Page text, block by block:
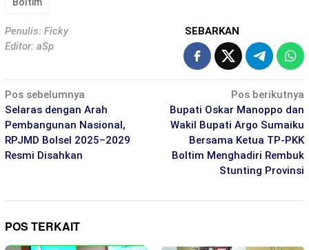
Boltim
Penulis: Ficky
Editor: aSp
SEBARKAN
Navigasi
pos
Pos sebelumnya
Selaras dengan Arah
Pembangunan Nasional,
RPJMD Bolsel 2025–2029
Resmi Disahkan
Pos berikutnya
Bupati Oskar Manoppo dan
Wakil Bupati Argo Sumaiku
Bersama Ketua TP-PKK
Boltim Menghadiri Rembuk
Stunting Provinsi
POS TERKAIT